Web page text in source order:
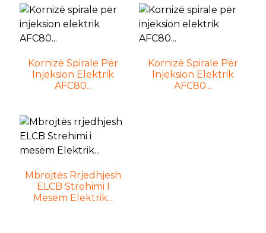
Kornizë Spirale Për
Injeksion Elektrik
AFC80...
Kornizë Spirale Për
Injeksion Elektrik
AFC80...
Mbrojtës Rrjedhjesh
ELCB Strehimi I
Mesëm Elektrik...